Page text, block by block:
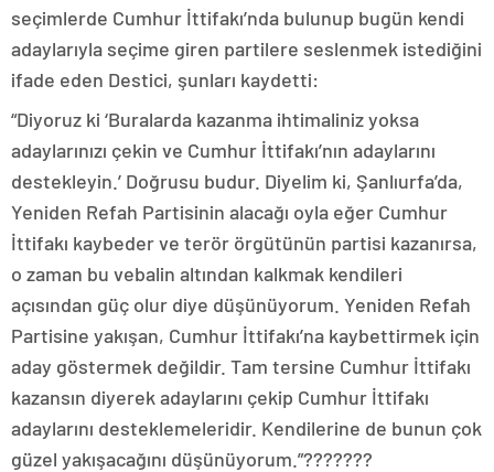
seçimlerde Cumhur İttifakı’nda bulunup bugün kendi
adaylarıyla seçime giren partilere seslenmek istediğini
ifade eden Destici, şunları kaydetti:
“Diyoruz ki ‘Buralarda kazanma ihtimaliniz yoksa
adaylarınızı çekin ve Cumhur İttifakı’nın adaylarını
destekleyin.’ Doğrusu budur. Diyelim ki, Şanlıurfa’da,
Yeniden Refah Partisinin alacağı oyla eğer Cumhur
İttifakı kaybeder ve terör örgütünün partisi kazanırsa,
o zaman bu vebalin altından kalkmak kendileri
açısından güç olur diye düşünüyorum. Yeniden Refah
Partisine yakışan, Cumhur İttifakı’na kaybettirmek için
aday göstermek değildir. Tam tersine Cumhur İttifakı
kazansın diyerek adaylarını çekip Cumhur İttifakı
adaylarını desteklemeleridir. Kendilerine de bunun çok
güzel yakışacağını düşünüyorum.”???????